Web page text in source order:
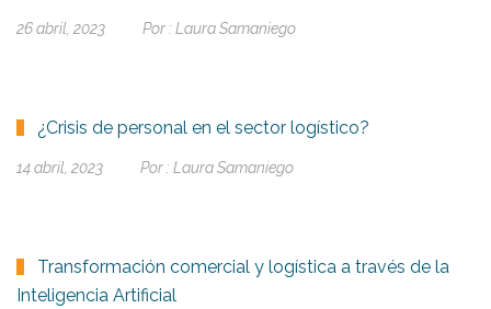
26 abril, 2023 Por : Laura Samaniego
¿Crisis de personal en el sector logístico?
14 abril, 2023 Por : Laura Samaniego
Transformación comercial y logística a través de la
Inteligencia Artificial